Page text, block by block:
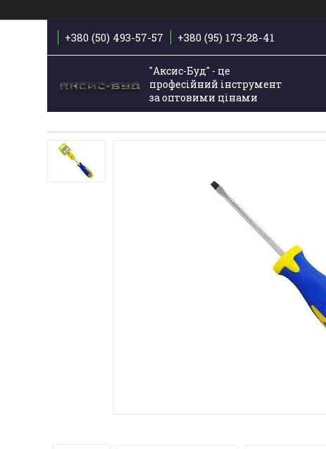
+380 (50) 493-57-57 +380 (95) 173-28-41
"Аксис-Буд" - це
професійний інструмент
за оптовими цінами